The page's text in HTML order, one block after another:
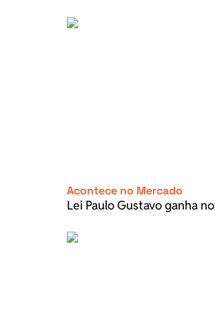
Acontece no Mercado
Lei Paulo Gustavo ganha